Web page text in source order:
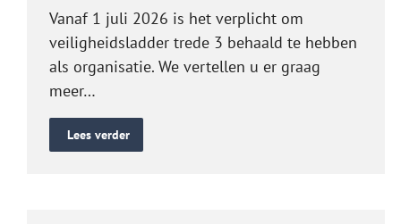
Vanaf 1 juli 2026 is het verplicht om
veiligheidsladder trede 3 behaald te hebben
als organisatie. We vertellen u er graag
meer…
Lees verder